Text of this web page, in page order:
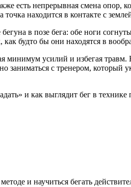
есть непрерывная смена опор,
находится в контакте с
в позе бега: обе ноги
будто бы они находятся в
минимум усилий и избегая
заниматься с тренером, который
и как выглядит бег в
и научиться бегать